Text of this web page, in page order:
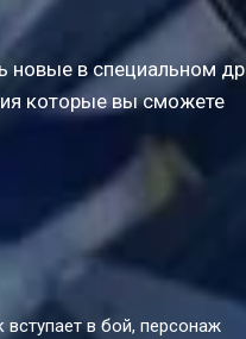
новые в специальном
которые вы сможете
вступает в бой, персонаж